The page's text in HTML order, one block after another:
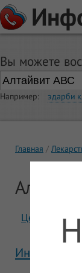
Вы можете
Например: эдарби
Главная
Цены
Инструкция